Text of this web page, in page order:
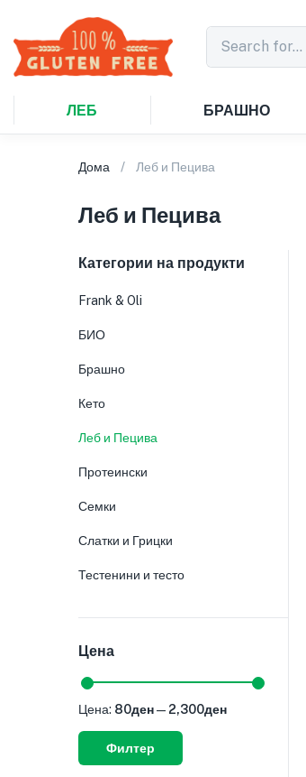
ЛЕБ БРАШНО
Дома Леб и Пецива
Леб и Пецива
Категории на продукти
Frank & Oli
БИО
Брашно
Кето
Леб и Пецива
Протеински
Семки
Слатки и Грицки
Тестенини и тесто
Цена
Филтер
Цена: 80ден— 2,300ден